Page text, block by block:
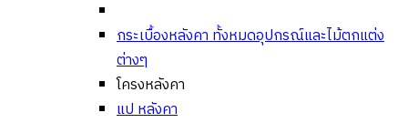
กระเบื้องหลังคา ทั้งหมดอุปกรณ์และไม้ตกแต่ง
ต่างๆ
โครงหลังคา
แป หลังคา